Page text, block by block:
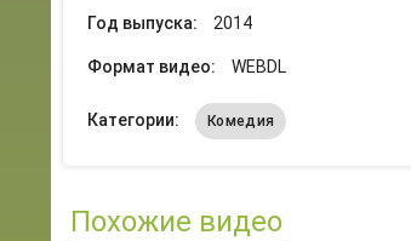
Год выпуска: 2014
Формат видео: WEBDL
Категории: Комедия
Похожие видео